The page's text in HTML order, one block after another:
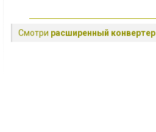
Смотри расширенный конвертер